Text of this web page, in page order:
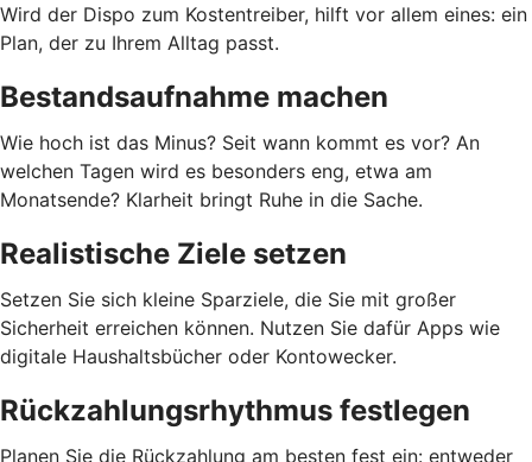
Wird der Dispo zum Kostentreiber, hilft vor allem eines: ein
Plan, der zu Ihrem Alltag passt.
Bestandsaufnahme machen
Wie hoch ist das Minus? Seit wann kommt es vor? An
welchen Tagen wird es besonders eng, etwa am
Monatsende? Klarheit bringt Ruhe in die Sache.
Realistische Ziele setzen
Setzen Sie sich kleine Sparziele, die Sie mit großer
Sicherheit erreichen können. Nutzen Sie dafür Apps wie
digitale Haushaltsbücher oder Kontowecker.
Rückzahlungsrhythmus festlegen
Planen Sie die Rückzahlung am besten fest ein: entweder